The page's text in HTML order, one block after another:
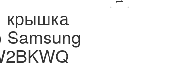
крышка
Samsung